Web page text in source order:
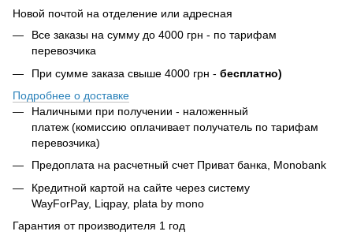
Новой почтой на отделение или адресная
Все заказы на сумму до 4000 грн - по тарифам
перевозчика
При сумме заказа свыше 4000 грн - бесплатно)
Подробнее о доставке
Наличными при получении - наложенный
платеж (комиссию оплачивает получатель по тарифам
перевозчика)
Предоплата на расчетный счет Приват банка, Monobank
Кредитной картой на сайте через систему
WayForPay, Liqpay, plata by mono
Гарантия от производителя 1 год